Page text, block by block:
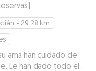
)
- 29.28 km
ama han cuidado de
Le han dado todo el